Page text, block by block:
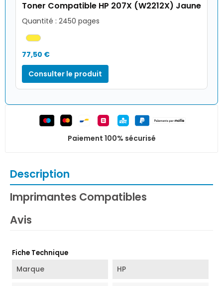
Toner Compatible HP 207X (W2212X) Jaune
Quantité : 2450 pages
77,50 €
Consulter le produit
Paiement 100% sécurisé
Description
Imprimantes Compatibles
Avis
Fiche Technique
Marque HP